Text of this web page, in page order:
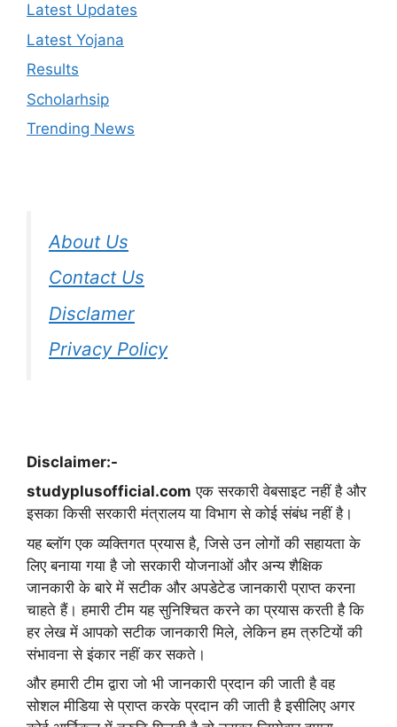
Latest Updates
Latest Yojana
Results
Scholarhsip
Trending News
About Us
Contact Us
Disclamer
Privacy Policy
Disclaimer:-
studyplusofficial.com एक सरकारी वेबसाइट नहीं है और
इसका किसी सरकारी मंत्रालय या विभाग से कोई संबंध नहीं है।
यह ब्लॉग एक व्यक्तिगत प्रयास है, जिसे उन लोगों की सहायता के
लिए बनाया गया है जो सरकारी योजनाओं और अन्य शैक्षिक
जानकारी के बारे में सटीक और अपडेटेड जानकारी प्राप्त करना
चाहते हैं। हमारी टीम यह सुनिश्चित करने का प्रयास करती है कि
हर लेख में आपको सटीक जानकारी मिले, लेकिन हम त्रुटियों की
संभावना से इंकार नहीं कर सकते।
और हमारी टीम द्वारा जो भी जानकारी प्रदान की जाती है वह
सोशल मीडिया से प्राप्त करके प्रदान की जाती है इसीलिए अगर